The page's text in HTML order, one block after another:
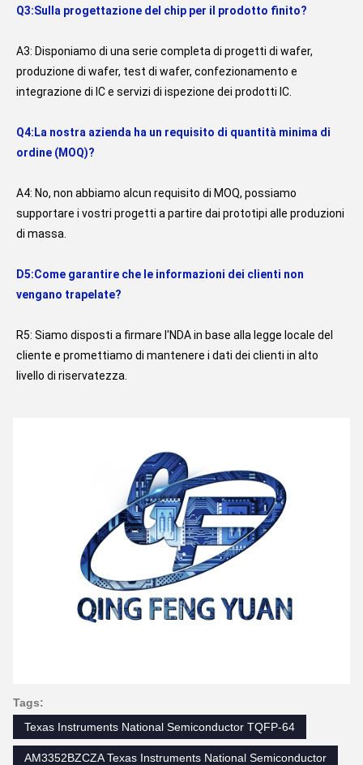
Q3:Sulla progettazione del chip per il prodotto finito?
A3: Disponiamo di una serie completa di progetti di wafer,
produzione di wafer, test di wafer, confezionamento e
integrazione di IC e servizi di ispezione dei prodotti IC.
Q4:La nostra azienda ha un requisito di quantità minima di
ordine (MOQ)?
A4: No, non abbiamo alcun requisito di MOQ, possiamo
supportare i vostri progetti a partire dai prototipi alle produzioni
di massa.
D5:Come garantire che le informazioni dei clienti non
vengano trapelate?
R5: Siamo disposti a firmare l'NDA in base alla legge locale del
cliente e promettiamo di mantenere i dati dei clienti in alto
livello di riservatezza.
Tags:
Texas Instruments National Semiconductor TQFP-64
AM3352BZCZA Texas Instruments National Semiconductor